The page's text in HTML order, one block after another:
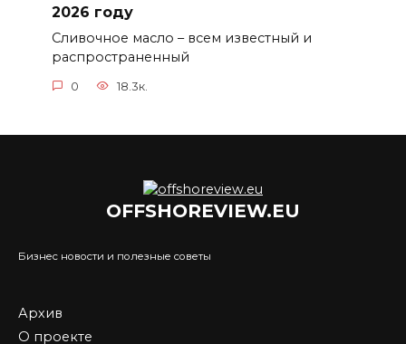
2026 году
Сливочное масло – всем известный и
распространенный
0 18.3к.
OFFSHOREVIEW.EU
Бизнес новости и полезные советы
Архив
О проекте